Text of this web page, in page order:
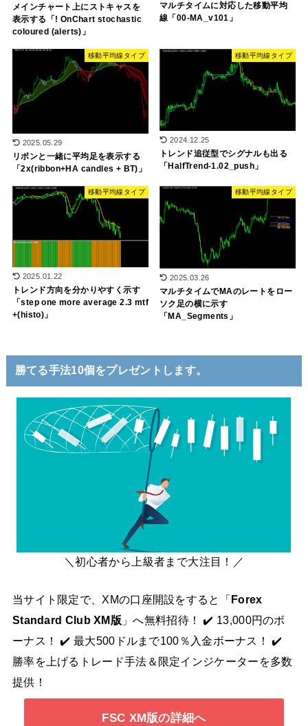
メインチャート上にストキャスを
表示する「! OnChart stochastic
coloured (alerts)」
マルチタイムに対応した移動平均
線「00-MA_v101」
移動平均線タイプ
2025.05.29
リボンと一緒に平均足を表示する
「2x(ribbon+HA candles + BT)」
移動平均線タイプ
2024.12.25
トレンド追従型でシグナルも出る
「HalfTrend-1.02_push」
移動平均線タイプ
2025.01.22
トレンド方向を分かりやすく示す
「step one more average 2.3 mtf
+(histo)」
移動平均線タイプ
2025.03.26
マルチタイムでMAのレートをロー
ソク足の横に示す
「MA_Segments」
勝てる手法10個をプレゼントします。
＼初心者から上級者まで大注目！／
当サイト限定で、XMの口座開設をすると「 Forex
Standard Club XM版 」へ無料招待！ ✔️ 13,000円のボ
ーナス！ ✔️ 最大500ドルまで100％入金ボーナス！ ✔️
勝率を上げるトレード手法＆限定インジケーターを多数
提供！
FSC XM版の詳細へ